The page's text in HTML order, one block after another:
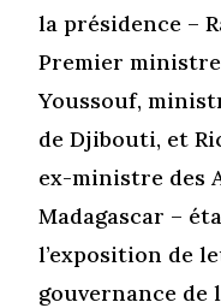
la présidence –
Premier
Youssouf,
de Djibouti, et
ex-ministre des
Madagascar –
l’exposition de
gouvernance de